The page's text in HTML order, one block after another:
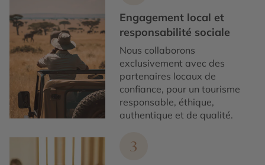
Engagement local et
responsabilité sociale
Nous collaborons
exclusivement avec des
partenaires locaux de
confiance, pour un tourisme
responsable, éthique,
authentique et de qualité.
3